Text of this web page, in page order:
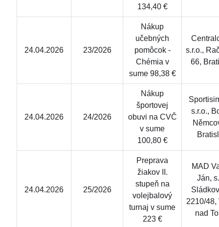
134,40 €
24.04.2026 23/2026
Nákup
učebných
pomôcok -
Chémia v
sume 98,38 €
s.r.o.,
66,
24.04.2026 24/2026
Nákup
športovej
obuvi na CVČ
v sume
100,80 €
s.r.o.,
24.04.2026 25/2026
Preprava
žiakov II.
stupeň na
volejbalový
turnaj v sume
223 €
MAD
Ján,
2210/48,
nad